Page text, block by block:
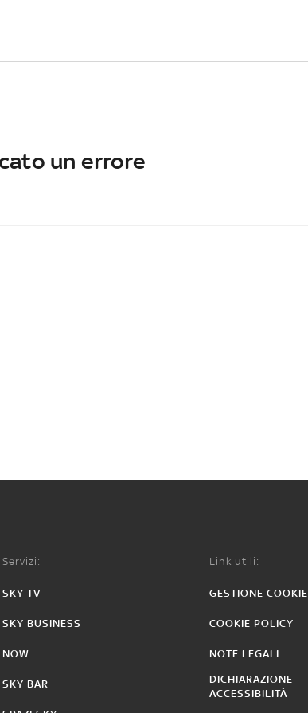
un errore
Servizi:
SKY TV
SKY BUSINESS
NOW
SKY BAR
Link utili:
GESTIONE COOKIE
COOKIE POLICY
NOTE LEGALI
DICHIARAZIONE
ACCESSIBILITÀ